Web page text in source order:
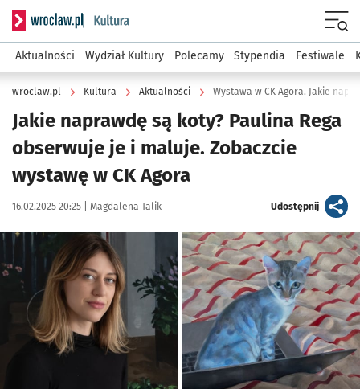
Serwis informacyjny wroclaw.pl podserwis: Kultura
Aktualności Wydział Kultury Polecamy Stypendia Festiwale
wroclaw.pl Kultura Aktualności Wystawa w CK Agora. Jakie
Jakie naprawdę są koty? Paulina Rega
obserwuje je i maluje. Zobaczcie
wystawę w CK Agora
Data publikacji:
16.02.2025 20:25 | Autor:
Magdalena Talik Udostępnijartykuł
Kliknij, aby powiększyć